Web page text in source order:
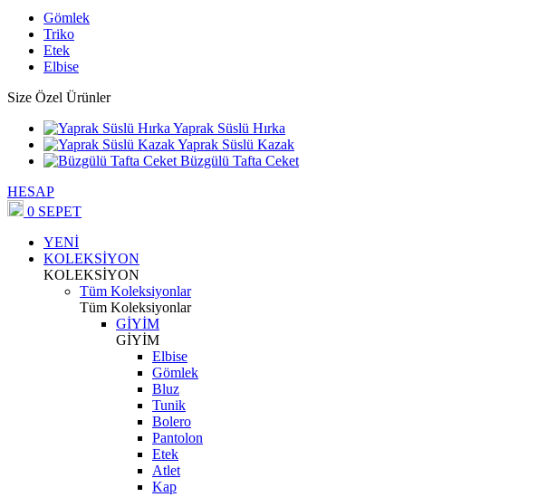
Gömlek
Triko
Etek
Elbise
Size Özel Ürünler
Yaprak Süslü Hırka
Yaprak Süslü Kazak
Büzgülü Tafta Ceket
HESAP
0 SEPET
YENİ
KOLEKSİYON
KOLEKSİYON
Tüm Koleksiyonlar
Tüm Koleksiyonlar
GİYİM
GİYİM
Elbise
Gömlek
Bluz
Tunik
Bolero
Pantolon
Etek
Atlet
Kap